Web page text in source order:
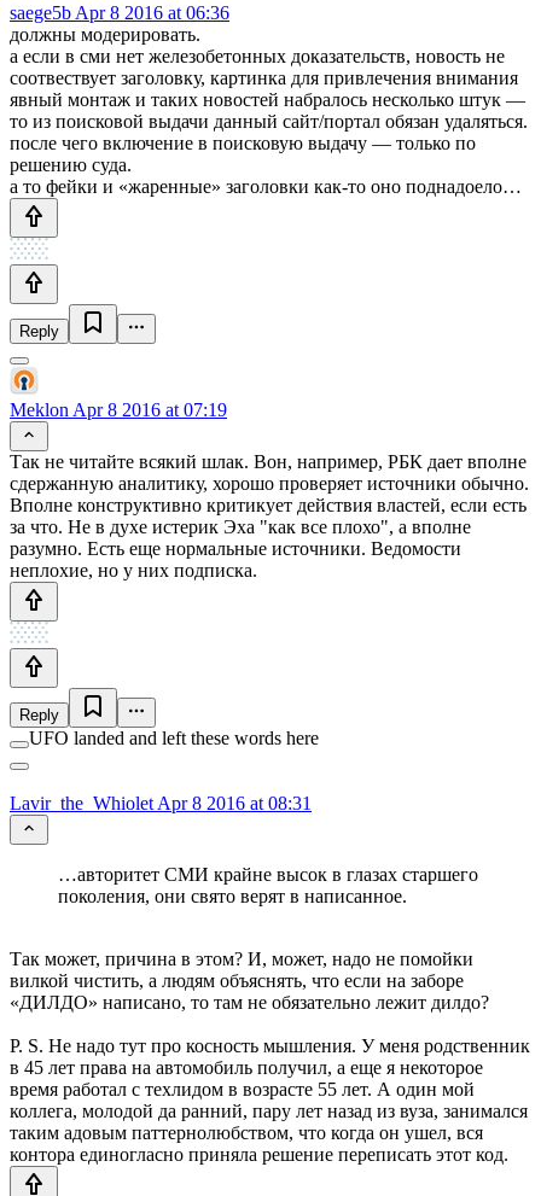
saege5b Apr 8 2016 at 06:36
должны модерировать.
а если в сми нет железобетонных доказательств, новость не
соотвествует заголовку, картинка для привлечения внимания
явный монтаж и таких новостей набралось несколько штук —
то из поисковой выдачи данный сайт/портал обязан удаляться.
после чего включение в поисковую выдачу — только по
решению суда.
а то фейки и «жаренные» заголовки как-то оно поднадоело…
Reply
Meklon Apr 8 2016 at 07:19
Так не читайте всякий шлак. Вон, например, РБК дает вполне
сдержанную аналитику, хорошо проверяет источники обычно.
Вполне конструктивно критикует действия властей, если есть
за что. Не в духе истерик Эха "как все плохо", а вполне
разумно. Есть еще нормальные источники. Ведомости
неплохие, но у них подписка.
Reply
UFO landed and left these words here
Lavir_the_Whiolet Apr 8 2016 at 08:31
…авторитет СМИ крайне высок в глазах старшего
поколения, они свято верят в написанное.
Так может, причина в этом? И, может, надо не помойки
вилкой чистить, а людям объяснять, что если на заборе
«ДИЛДО» написано, то там не обязательно лежит дилдо?
P. S. Не надо тут про косность мышления. У меня родственник
в 45 лет права на автомобиль получил, а еще я некоторое
время работал с техлидом в возрасте 55 лет. А один мой
коллега, молодой да ранний, пару лет назад из вуза, занимался
таким адовым паттернолюбством, что когда он ушел, вся
контора единогласно приняла решение переписать этот код.